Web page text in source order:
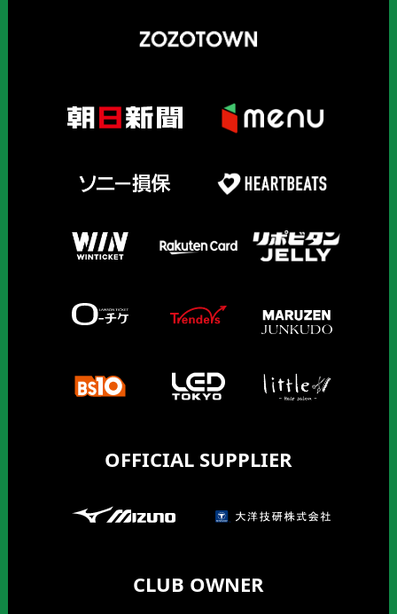
OFFICIAL SUPPLIER
CLUB OWNER